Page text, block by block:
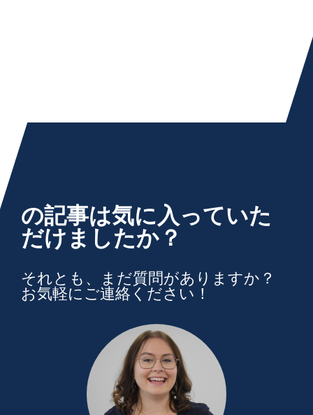
の記事は気に入っていた
だけましたか？
それとも、まだ質問がありますか？
お気軽にご連絡ください！